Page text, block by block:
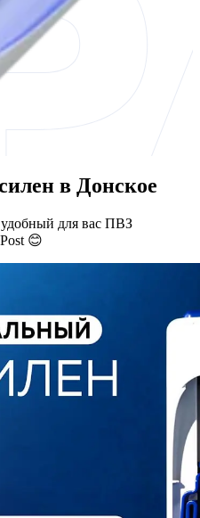
в Донское
для вас ПВЗ
😊